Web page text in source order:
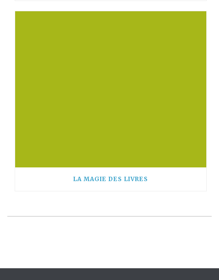
LA MAGIE DES LIVRES